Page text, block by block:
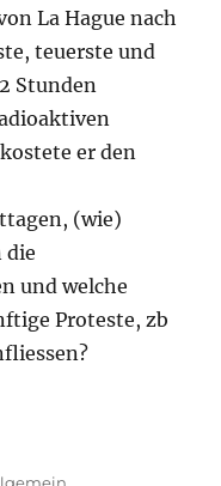
an
K.
La Hague nach
teuerste und
Stunden
er den
(wie)
die
und welche
Proteste, zb